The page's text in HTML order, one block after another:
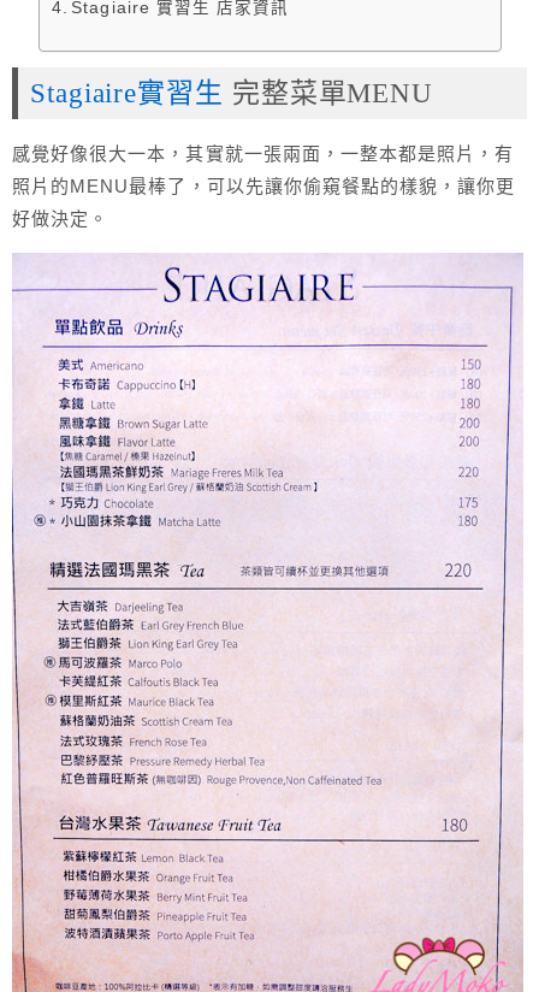
Stagiaire 實習生 店家資訊
Stagiaire實習生 完整菜單MENU
感覺好像很大一本，其實就一張兩面，一整本都是照片，有
照片的MENU最棒了，可以先讓你偷窺餐點的樣貌，讓你更
好做決定。